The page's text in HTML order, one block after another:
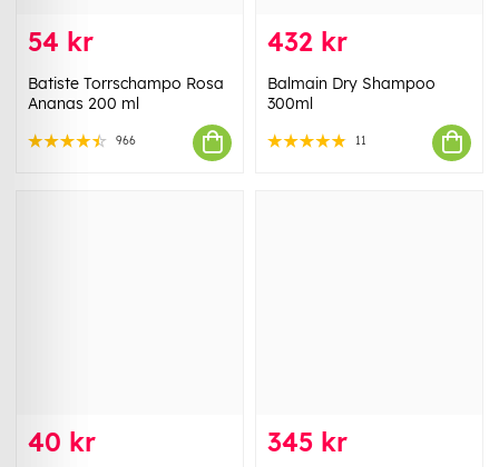
54 kr
Batiste Torrschampo Rosa
Ananas 200 ml
966
432 kr
Balmain Dry Shampoo
300ml
11
40 kr 345 kr